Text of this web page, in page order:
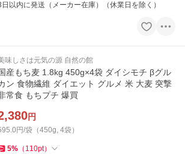
日以内に発送（メーカー在庫）（休業日を除く）
味しさは元気の源 自然の館
産もち麦 1.8kg 450g×4袋 ダイシモチ βグル
ン 食物繊維 ダイエット グルメ 米 大麦 突撃
非常食 もちプチ 爆買
円
円/袋（450g, 4袋）
5% （ 110pt）